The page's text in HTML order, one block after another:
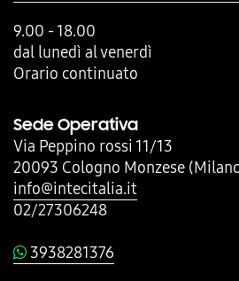
9.00 - 18.00
dal lunedì al venerdì
Orario continuato
Sede Operativa
Via Peppino rossi 11/13
20093 Cologno Monzese
info@intecitalia.it
02/27306248
3938281376